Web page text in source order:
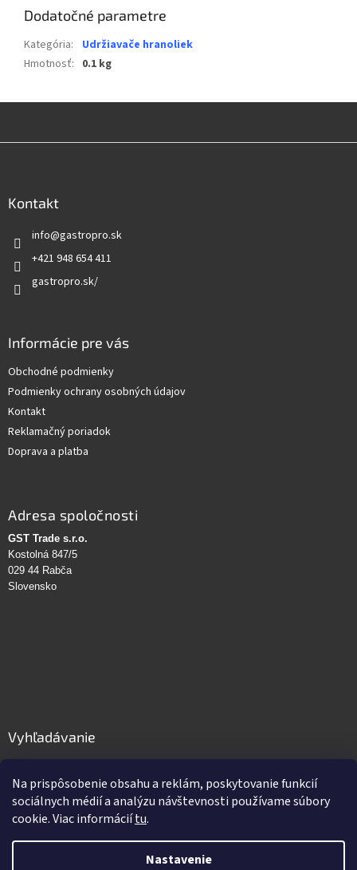
Na prispôsobenie obsahu a reklám, poskytovanie funkcií
sociálnych médií a analýzu návštevnosti používame súbory
cookie. Viac informáciítu.
Nastavenie
Dodatočné parametre
Kategória:
Udržiavače hranoliek
Hmotnosť: 0.1 kg
Kontakt
info@gastropro.sk
+421 948 654 411
gastropro.sk/
Informácie pre vás
Obchodné podmienky
Podmienky ochrany osobných údajov
Kontakt
Reklamačný poriadok
Doprava a platba
Adresa spoločnosti
GST Trade s.r.o.
Kostolná 847/5
029 44 Rabča
Slovensko
Vyhľadávanie
HĽADAŤ